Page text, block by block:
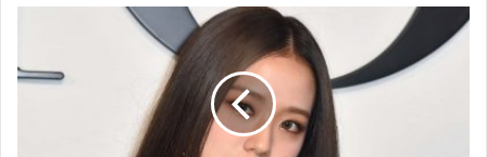
المحبين
يشعرون